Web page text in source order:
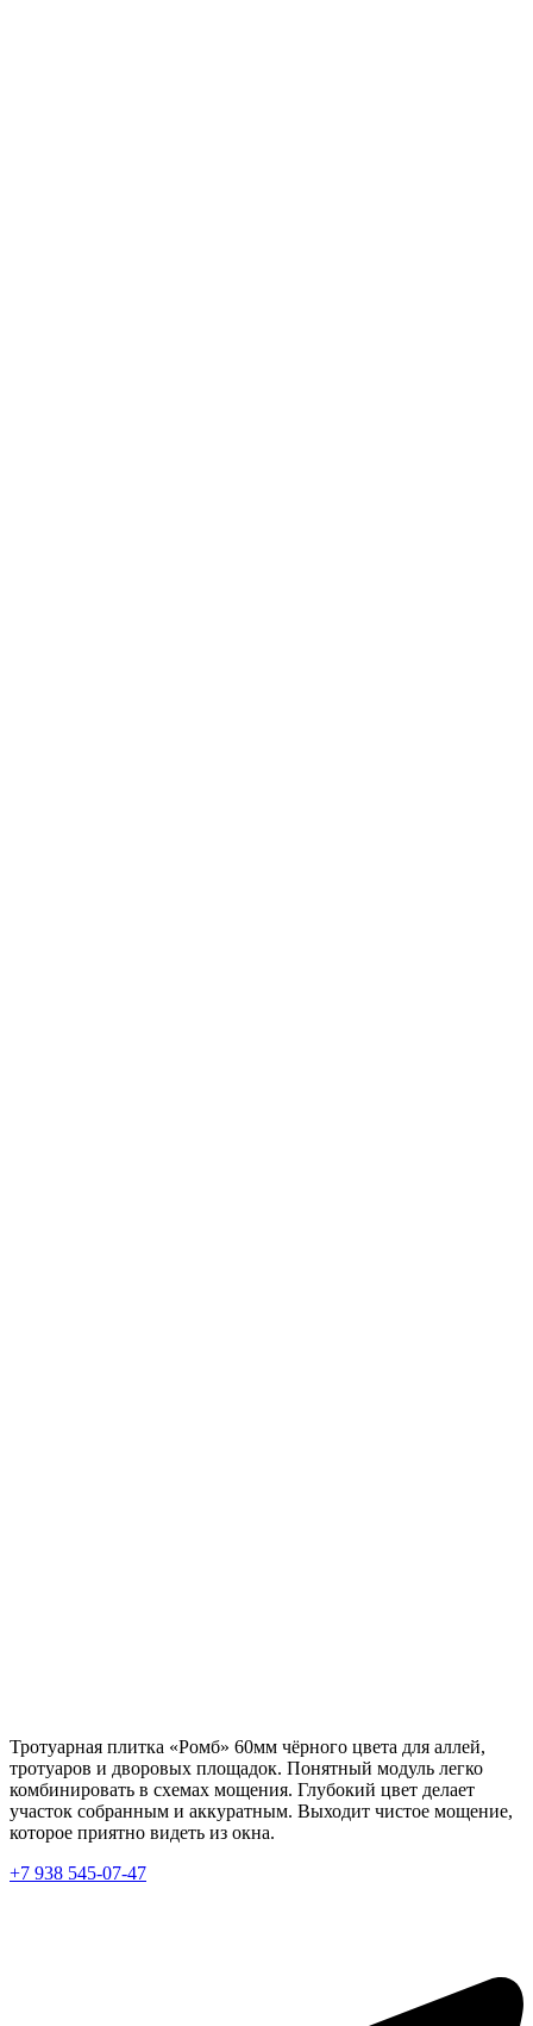
Тротуарная плитка «Ромб» 60мм чёрного цвета для аллей,
тротуаров и дворовых площадок. Понятный модуль легко
комбинировать в схемах мощения. Глубокий цвет делает
участок собранным и аккуратным. Выходит чистое мощение,
которое приятно видеть из окна.
+7 938 545-07-47